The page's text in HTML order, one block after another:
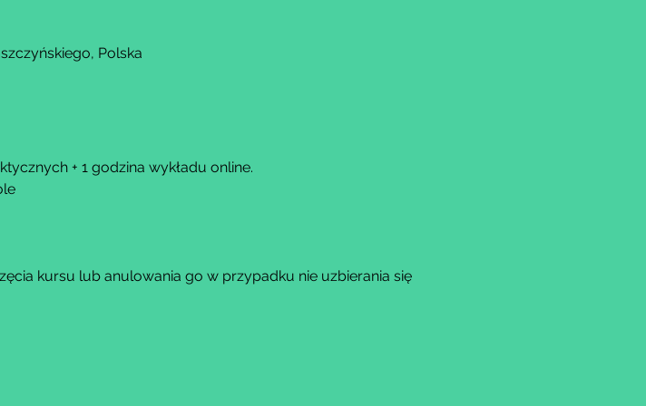
Polska
+ 1 godzina wykładu online.
kursu lub anulowania go w przypadku nie uzbierania się